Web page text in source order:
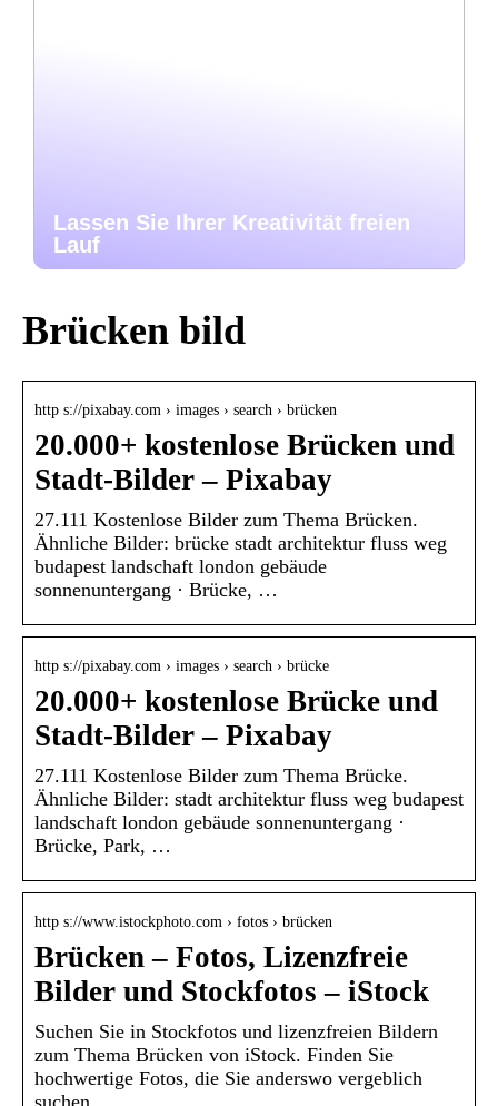
Lassen Sie Ihrer Kreativität freien
Lauf
Brücken bild
http s://pixabay.com › images › search › brücken
20.000+ kostenlose Brücken und
Stadt-Bilder – Pixabay
27.111 Kostenlose Bilder zum Thema Brücken.
Ähnliche Bilder: brücke stadt architektur fluss weg
budapest landschaft london gebäude
sonnenuntergang · Brücke, …
http s://pixabay.com › images › search › brücke
20.000+ kostenlose Brücke und
Stadt-Bilder – Pixabay
27.111 Kostenlose Bilder zum Thema Brücke.
Ähnliche Bilder: stadt architektur fluss weg budapest
landschaft london gebäude sonnenuntergang ·
Brücke, Park, …
http s://www.istockphoto.com › fotos › brücken
Brücken – Fotos, Lizenzfreie
Bilder und Stockfotos – iStock
Suchen Sie in Stockfotos und lizenzfreien Bildern
zum Thema Brücken von iStock. Finden Sie
hochwertige Fotos, die Sie anderswo vergeblich